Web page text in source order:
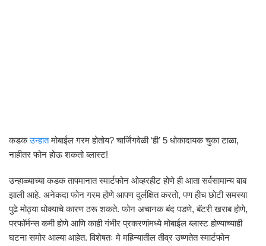
कडकउन्हातमोबाईल गरम होतोय? चार्जिंगवेळी ‘ही’ 5 धोकादायक चुका टाळा,
नाहीतर फोन होऊ शकतो ब्लास्ट!
उन्हाळ्याच्या कडक तापमानात स्मार्टफोन ओव्हरहीट होणे ही आता सर्वसामान्य बाब
झाली आहे. अनेकदा फोन गरम होणे आपण दुर्लक्षित करतो, पण हीच छोटी समस्या
पुढे मोठ्या धोक्याचे कारण ठरू शकते. फोन अचानक बंद पडणे, बॅटरी खराब होणे,
परफॉर्मन्स कमी होणे आणि काही गंभीर प्रकरणांमध्ये मोबाईल ब्लास्ट होण्याच्याही
घटना समोर आल्या आहेत. विशेषतः मे महिन्यातील तीव्र उष्णतेत स्मार्टफोन